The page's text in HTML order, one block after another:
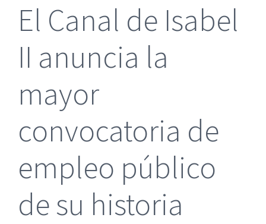
El Canal de Isabel
II anuncia la
mayor
convocatoria de
empleo público
de su historia